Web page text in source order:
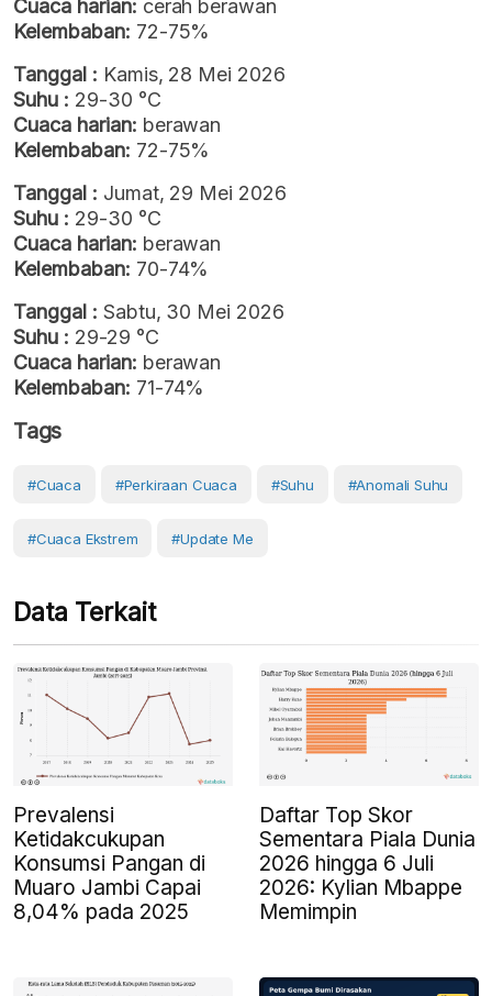
Cuaca harian: cerah berawan
Kelembaban: 72-75%
Tanggal : Kamis, 28 Mei 2026
Suhu : 29-30 °C
Cuaca harian: berawan
Kelembaban: 72-75%
Tanggal : Jumat, 29 Mei 2026
Suhu : 29-30 °C
Cuaca harian: berawan
Kelembaban: 70-74%
Tanggal : Sabtu, 30 Mei 2026
Suhu : 29-29 °C
Cuaca harian: berawan
Kelembaban: 71-74%
Tags
#cuaca #perkiraan Cuaca #Suhu #anomali Suhu
#Cuaca Ekstrem #Update Me
Data Terkait
Prevalensi
Ketidakcukupan
Konsumsi Pangan di
Muaro Jambi Capai
8,04% pada 2025
Daftar Top Skor
Sementara Piala Dunia
2026 hingga 6 Juli
2026: Kylian Mbappe
Memimpin